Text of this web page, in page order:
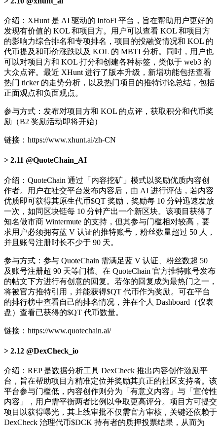
介绍：XHunt 是 AI 驱动的 InfoFi 平台，旨在帮助用户更好的
发现有价值的 KOL 和项目方。用户可以查看 KOL 和项目方
的影响力综合排名和专项排名，项目的投融资情况和 KOL 的
代币提及和币价涨跌以及 KOL 的 MBTI 分析。同时，用户也
可以对项目方和 KOL 打分和创建各种标签，类似于 web3 的
大众点评。最近 XHunt 进行了版本升级，新增功能包括查看
热门 ticker 的走势分析，以及热门项目的推特讨论总结，包括
正面观点和负面观点。
参与方式：发布对项目方和 KOL 的点评，获取积分和代币奖
励（B2 奖励活动即将开始）
链接：https://www.xhunt.ai/zh-CN
2.11 @QuoteChain_AI
介绍：QuoteChain 通过「内容挖矿」模式以奖励优质内容创
作者。用户在社交平台发布内容后，由 AI 进行评估，若内容
优质即可获得其原生代币$QT 奖励，奖励每 10 分钟迅速发放
一次，如同区块链每 10 分钟产出一个新区块。该项目获得了
知名做市商 Wintermute 的支持，但其参与门槛相对较高，要
求用户必须拥有蓝 V 认证的推特账号，粉丝数量超过 50 人，
并且账号注册时长不少于 90 天。
参与方式：参与 QuoteChain 需满足蓝 V 认证、粉丝数超 50
及账号注册超 90 天等门槛。在 QuoteChain 官方推特账号发布
的帖文下方进行有创意的回复。若你的回复成为最热门之一，
将被官方推特引用，并能获得$QT 代币作为奖励。可在平台
的排行榜中查看自己的排名情况，并在个人 Dashboard（仪表
盘）查看已获得的$QT 代币数量。
链接：https://www.quotechain.ai/
2.12 @DexCheck_io
介绍：REP 是数据分析工具 DexCheck 推出内容创作激励平
台，旨在帮助项目方精准定位并奖励其真正的社区支持者。该
平台参与门槛低，内容创作则分为「有意义内容」与「宣传性
内容」，用户需平衡两者比例以争取更高评分。项目方可提交
项目以获得曝光，其上线审批不仅需官方审核，关键还依赖于
DexCheck 治理代币$DCK 持有者的质押投票结果，从而为